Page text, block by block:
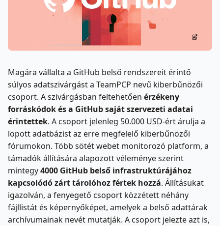
Magára vállalta a GitHub belső rendszereit érintő
súlyos adatszivárgást a TeamPCP nevű kiberbűnözői
csoport. A szivárgásban feltehetően érzékeny
forráskódok és a GitHub saját szervezeti adatai
érintettek. A csoport jelenleg 50.000 USD-ért árulja a
lopott adatbázist az erre megfelelő kiberbűnözői
fórumokon. Több sötét webet monitorozó platform, a
támadók állítására alapozott véleménye szerint
mintegy4000 GitHub belső infrastruktúrájához
kapcsolódó zárt tárolóhoz fértek hozzá. Állításukat
igazolván, a fenyegető csoport közzétett néhány
fájllistát és képernyőképet, amelyek a belső adattárak
archívumainak nevét mutatják. A csoport jelezte azt is,